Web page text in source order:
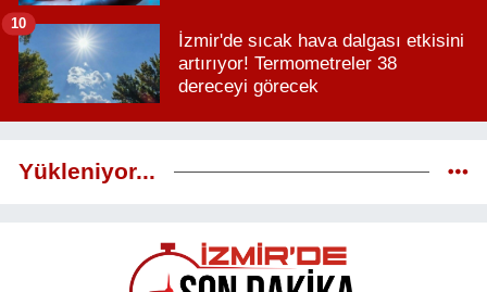
İzmir'de sıcak hava dalgası etkisini
artırıyor! Termometreler 38
dereceyi görecek
10
Yükleniyor...